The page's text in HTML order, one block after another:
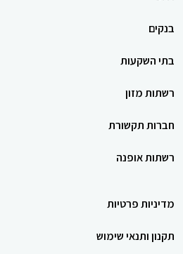
בנקים
בתי השקעות
רשתות מזון
חברות תקשורת
רשתות אופנה
מדיניות פרטיות
תקנון ותנאי שימוש